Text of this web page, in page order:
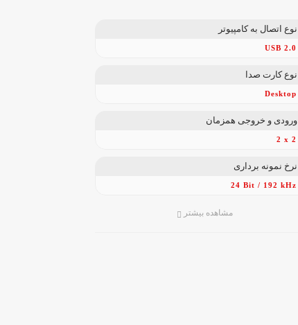
نوع اتصال به کامپیوتر
USB 2.0
نوع کارت صدا
Desktop
ورودی و خروجی همزمان
2 x 2
نرخ نمونه برداری
24 Bit / 192 kHz
مشاهده بیشتر